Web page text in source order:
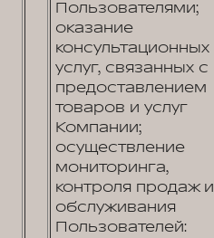
Пользователями;
оказание
консультационных
услуг, связанных с
предоставлением
товаров и услуг
Компании;
осуществление
мониторинга,
контроля продаж и
обслуживания
Пользователей: